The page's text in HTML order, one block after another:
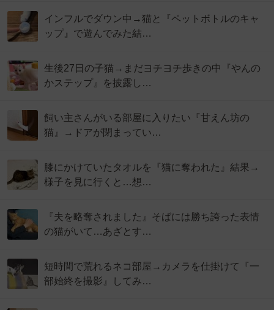
インフルでダウン中→猫と『ペットボトルのキャ
ップ』で遊んでみた結…
生後27日の子猫→まだヨチヨチ歩きの中『やんの
かステップ』を披露し…
飼い主さんがいる部屋に入りたい『甘えん坊の
猫』→ドアが閉まってい…
膝にかけていたタオルを『猫に奪われた』結果→
様子を見に行くと…想…
『夫を略奪されました』そばには勝ち誇った表情
の猫がいて…あざとす…
短時間で荒れるネコ部屋→カメラを仕掛けて『一
部始終を撮影』してみ…